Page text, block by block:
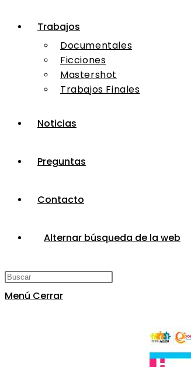
Trabajos
Documentales
Ficciones
Mastershot
Trabajos Finales
Noticias
Preguntas
Contacto
Alternar búsqueda de la web
Menú Cerrar